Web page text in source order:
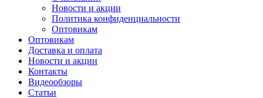
Новости и акции
Политика конфиденциальности
Оптовикам
Оптовикам
Доставка и оплата
Новости и акции
Контакты
Видеообзоры
Статьи